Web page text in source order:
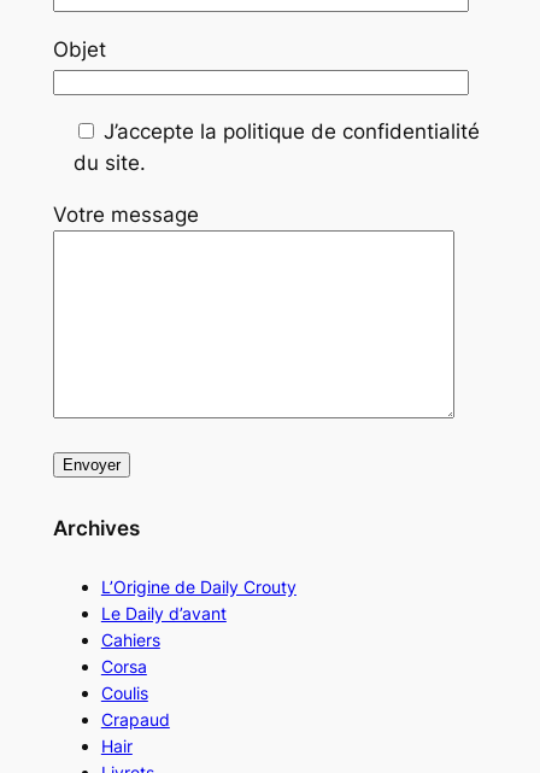
Objet
J’accepte la politique de confidentialité
du site.
Votre message
Archives
L’Origine de Daily Crouty
Le Daily d’avant
Cahiers
Corsa
Coulis
Crapaud
Hair